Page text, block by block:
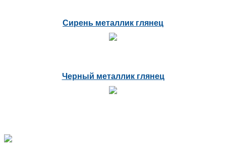
Сирень металлик глянец
Черный металлик глянец